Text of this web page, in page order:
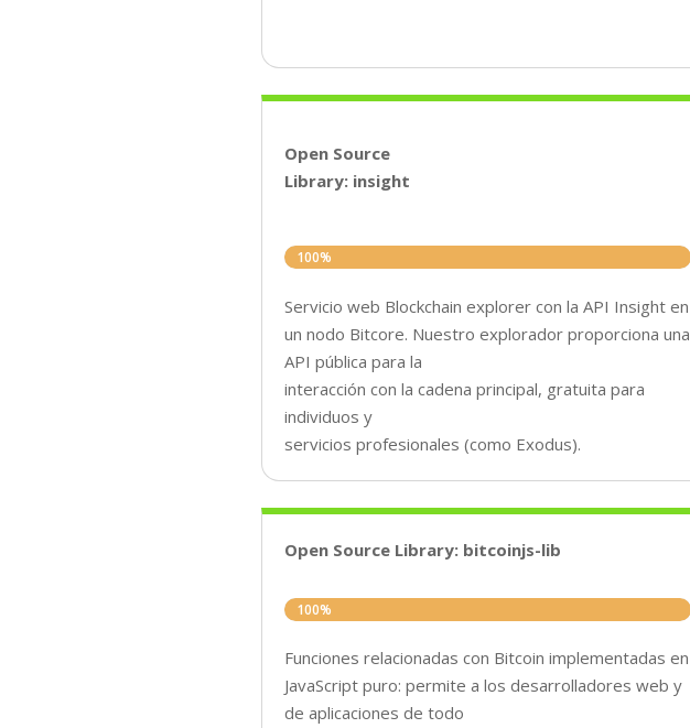
Open Source
Library: insight
100%
100%
Servicio web Blockchain explorer con la API Insight en
un nodo Bitcore. Nuestro explorador proporciona una
API pública para la
interacción con la cadena principal, gratuita para
individuos y
servicios profesionales (como Exodus).
Open Source Library: bitcoinjs-lib
100%
100%
Funciones relacionadas con Bitcoin implementadas en
JavaScript puro: permite a los desarrolladores web y
de aplicaciones de todo